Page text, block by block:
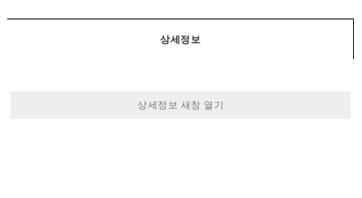
상세정보
상세정보 새창 열기